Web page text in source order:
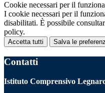
Cookie necessari per il
I cookie necessari per il
disabilitati. È possibile
policy.
Accetta tutti Salva le
Contatti
Istituto Comprensivo